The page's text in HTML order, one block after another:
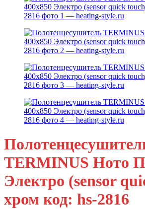
TERMINUS Ното
Электро (sensor
хром код: hs-2816